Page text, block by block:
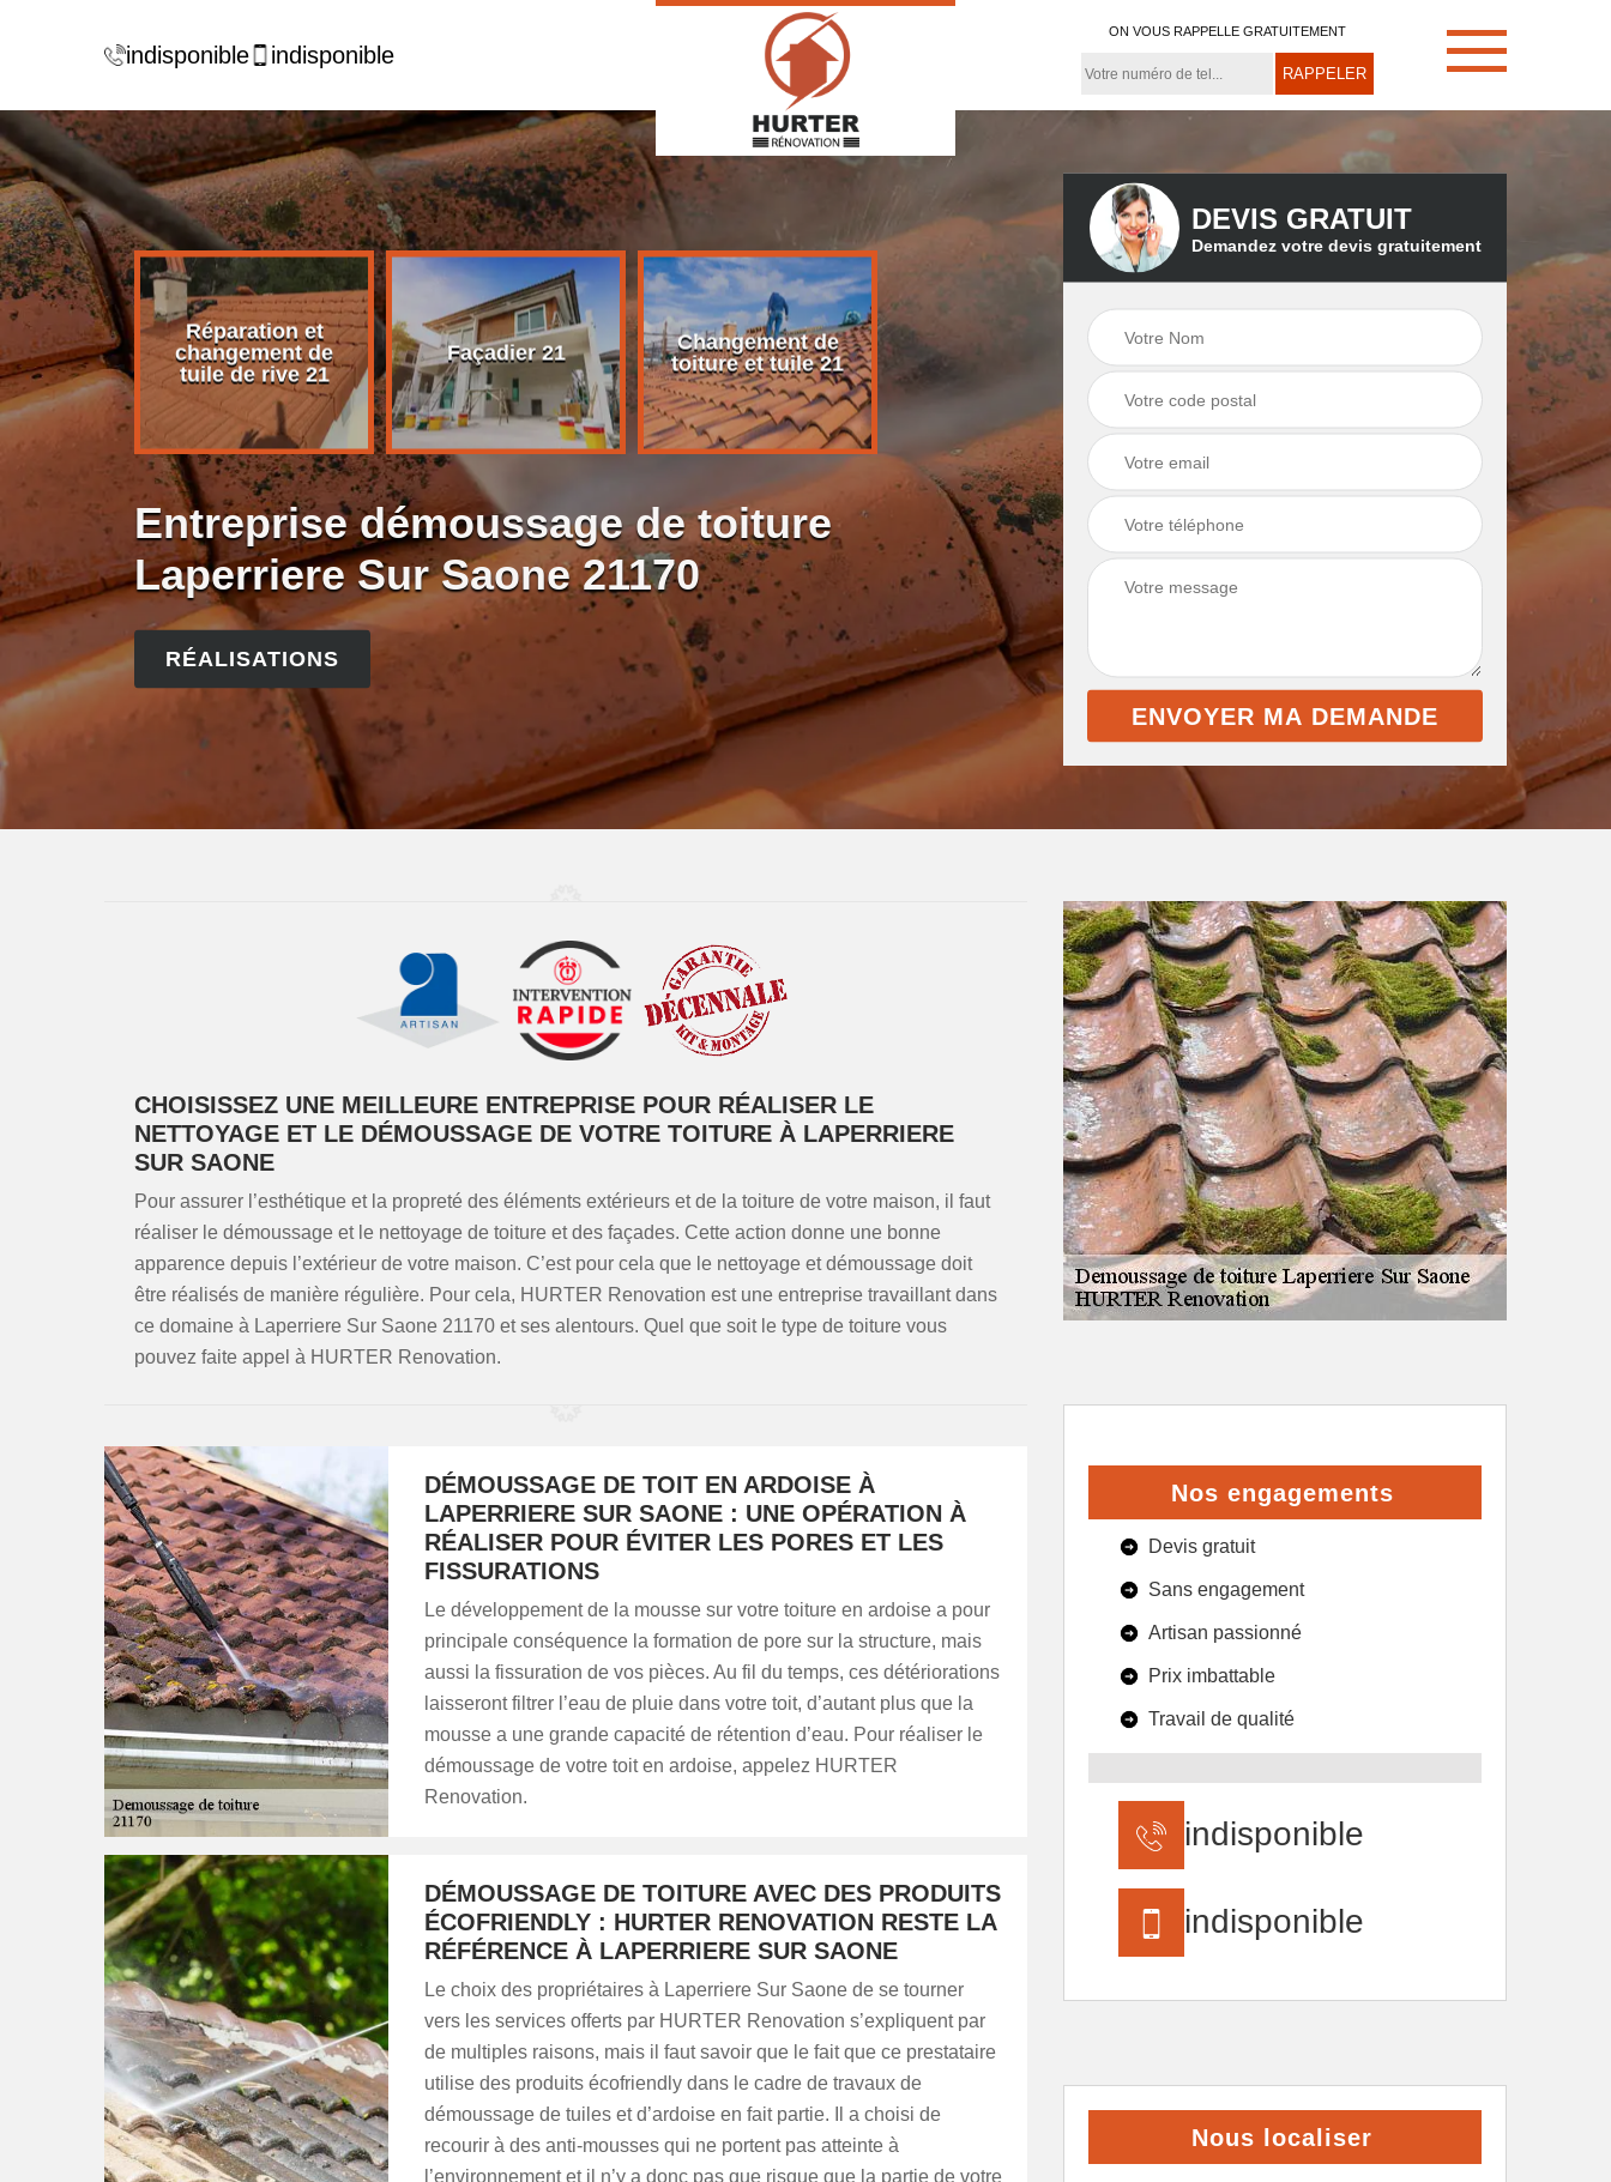
indisponible indisponible
ON VOUS RAPPELLE GRATUITEMENT
de
21
Réparation et
changement de
tuile de rive 21
Façadier 21
Changement de
toiture et tuile 21
Démoussage de
toiture 21
Couvreur zingueur
Entreprise démoussage de toiture
Laperriere Sur Saone 21170
RÉALISATIONS
DEVIS GRATUIT
Demandez votre devis gratuitement
CHOISISSEZ UNE MEILLEURE ENTREPRISE POUR RÉALISER LE
NETTOYAGE ET LE DÉMOUSSAGE DE VOTRE TOITURE À LAPERRIERE
SUR SAONE
Pour assurer l’esthétique et la propreté des éléments extérieurs et de la toiture de votre maison, il faut
réaliser le démoussage et le nettoyage de toiture et des façades. Cette action donne une bonne
apparence depuis l’extérieur de votre maison. C’est pour cela que le nettoyage et démoussage doit
être réalisés de manière régulière. Pour cela, HURTER Renovation est une entreprise travaillant dans
ce domaine à Laperriere Sur Saone 21170 et ses alentours. Quel que soit le type de toiture vous
pouvez faite appel à HURTER Renovation.
DÉMOUSSAGE DE TOIT EN ARDOISE À
LAPERRIERE SUR SAONE : UNE OPÉRATION À
RÉALISER POUR ÉVITER LES PORES ET LES
FISSURATIONS
Le développement de la mousse sur votre toiture en ardoise a pour
principale conséquence la formation de pore sur la structure, mais
aussi la fissuration de vos pièces. Au fil du temps, ces détériorations
laisseront filtrer l’eau de pluie dans votre toit, d’autant plus que la
mousse a une grande capacité de rétention d’eau. Pour réaliser le
démoussage de votre toit en ardoise, appelez HURTER
Renovation.
DÉMOUSSAGE DE TOITURE AVEC DES PRODUITS
ÉCOFRIENDLY : HURTER RENOVATION RESTE LA
RÉFÉRENCE À LAPERRIERE SUR SAONE
Le choix des propriétaires à Laperriere Sur Saone de se tourner
vers les services offerts par HURTER Renovation s’expliquent par
de multiples raisons, mais il faut savoir que le fait que ce prestataire
utilise des produits écofriendly dans le cadre de travaux de
démoussage de tuiles et d’ardoise en fait partie. Il a choisi de
recourir à des anti-mousses qui ne portent pas atteinte à
l’environnement et il n’y a donc pas que risque que la partie de votre
Nos engagements
Devis gratuit
Sans engagement
Artisan passionné
Prix imbattable
Travail de qualité
indisponible
indisponible
Nous localiser